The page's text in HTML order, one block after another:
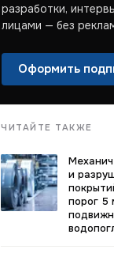
разработки,
лицами — без
Оформить
ЧИТАЙТЕ ТАКЖЕ
и
порог 5